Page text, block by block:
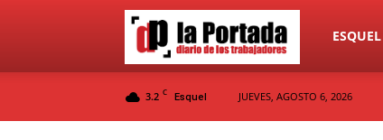
Diario
La
ESQUEL
3.2 C Esquel JUEVES, AGOSTO 6, 2026